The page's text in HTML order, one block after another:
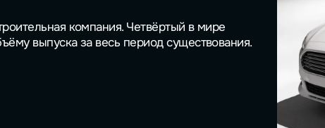
компания. Четвёртый в мире
выпуска за весь период существования.